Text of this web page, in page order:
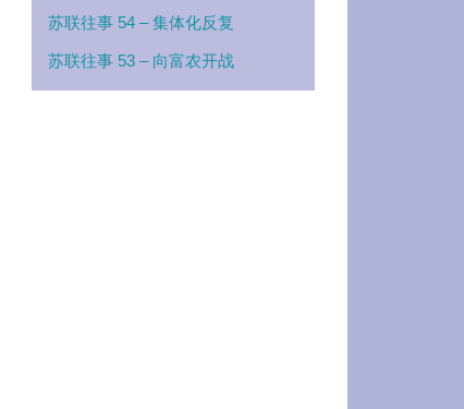
苏联往事 54 – 集体化反复
苏联往事 53 – 向富农开战